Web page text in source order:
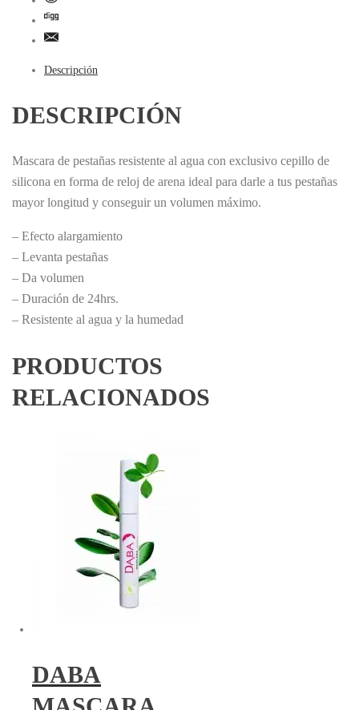
Descripción
DESCRIPCIÓN
Mascara de pestañas resistente al agua con exclusivo cepillo de
silicona en forma de reloj de arena ideal para darle a tus pestañas
mayor longitud y conseguir un volumen máximo.
– Efecto alargamiento
– Levanta pestañas
– Da volumen
– Duración de 24hrs.
– Resistente al agua y la humedad
PRODUCTOS
RELACIONADOS
DABA